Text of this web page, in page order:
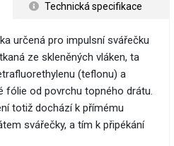
Technická specifikace
určená pro impulsní svářečku
ze skleněných vláken, ta
(teflonu) a
fólie od povrchu topného drátu.
totiž dochází k přímému
svářečky, a tím k připékání